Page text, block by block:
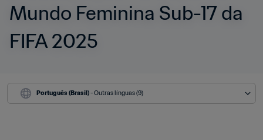
Mundo Feminina Sub-17 da
FIFA 2025
Português (Brasil) - Outras línguas (9)